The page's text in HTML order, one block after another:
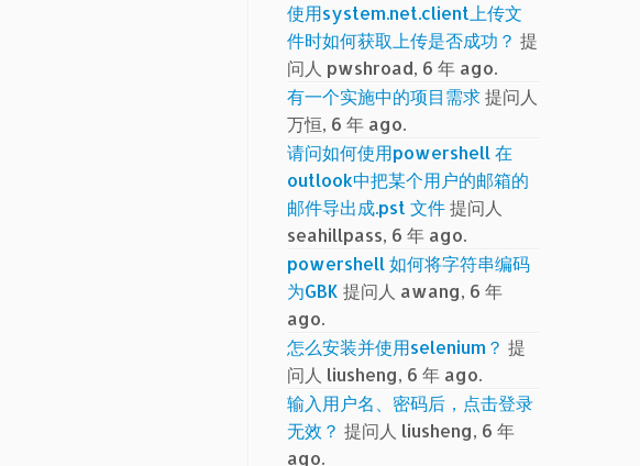
使用system.net.client上传文
件时如何获取上传是否成功？ 提
问人 pwshroad, 6 年 ago.
有一个实施中的项目需求提问人
万恒, 6 年 ago.
请问如何使用powershell 在
outlook中把某个用户的邮箱的
邮件导出成.pst 文件提问人
seahillpass, 6 年 ago.
powershell 如何将字符串编码
为GBK 提问人 awang, 6 年
ago.
怎么安装并使用selenium？ 提
问人 liusheng, 6 年 ago.
输入用户名、密码后，点击登录
无效？ 提问人 liusheng, 6 年
ago.